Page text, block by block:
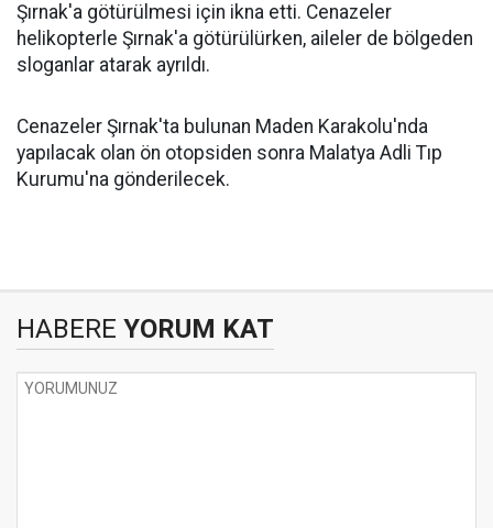
Şırnak'a götürülmesi için ikna etti. Cenazeler
helikopterle Şırnak'a götürülürken, aileler de bölgeden
sloganlar atarak ayrıldı.
Cenazeler Şırnak'ta bulunan Maden Karakolu'nda
yapılacak olan ön otopsiden sonra Malatya Adli Tıp
Kurumu'na gönderilecek.
HABERE YORUM KAT